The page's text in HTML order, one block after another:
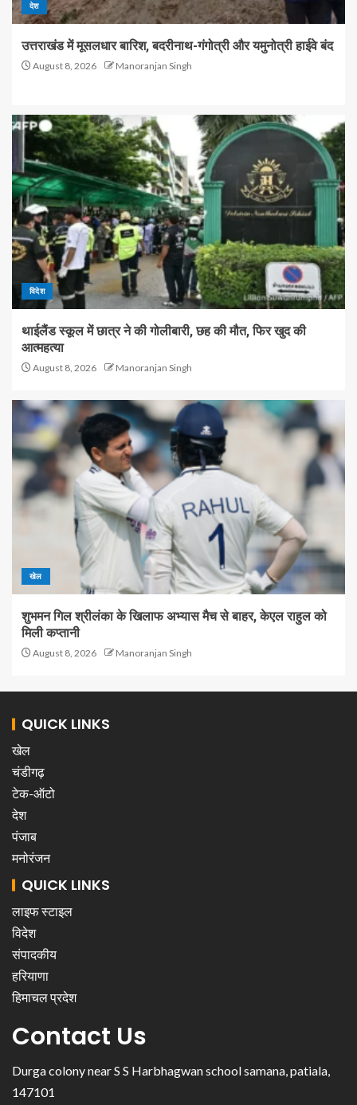
देश
उत्तराखंड में मूसलधार बारिश, बदरीनाथ-गंगोत्री और यमुनोत्री हाईवे बंद
August 8, 2026 Manoranjan Singh
विदेश
थाईलैंड स्कूल में छात्र ने की गोलीबारी, छह की मौत, फिर खुद की
आत्महत्या
August 8, 2026 Manoranjan Singh
खेल
शुभमन गिल श्रीलंका के खिलाफ अभ्यास मैच से बाहर, केएल राहुल को
मिली कप्तानी
August 8, 2026 Manoranjan Singh
QUICK LINKS
खेल
चंडीगढ़
टेक-ऑटो
देश
पंजाब
मनोरंजन
QUICK LINKS
लाइफ स्टाइल
विदेश
संपादकीय
हरियाणा
हिमाचल प्रदेश
Contact Us
Durga colony near S S Harbhagwan school samana, patiala,
147101